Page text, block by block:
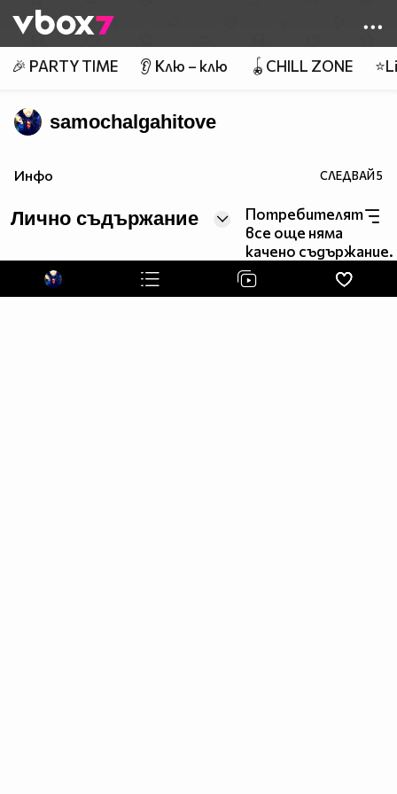
👾
🎉 PARTY TIME 👂 Клю – клю 🪀CHILL ZONE
samochalgahitove
Инфо СЛЕДВАЙ5
Лично съдържание
Потребителят
все още няма
качено съдържание.